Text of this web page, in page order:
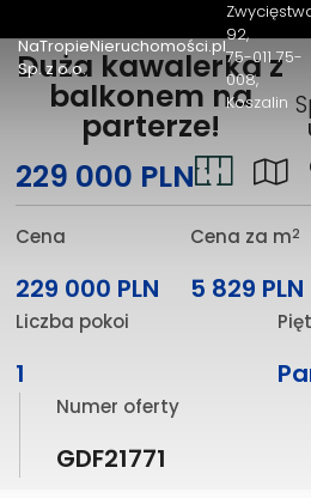
NaTropieNieruchomości.pl
Sp. z o.o.
92
75-011 75-
008,
Koszalin
Duża kawalerka z
balkonem na
parterze!
229 000 PLN
Cena
229 000 PLN
Cena za m2
5 829 PLN
Liczba pokoi
1
Numer oferty
GDF21771